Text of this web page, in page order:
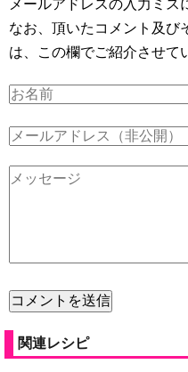
メールアドレスの入力ミス
なお、頂いたコメント及び
は、この欄でご紹介させて
関連レシピ